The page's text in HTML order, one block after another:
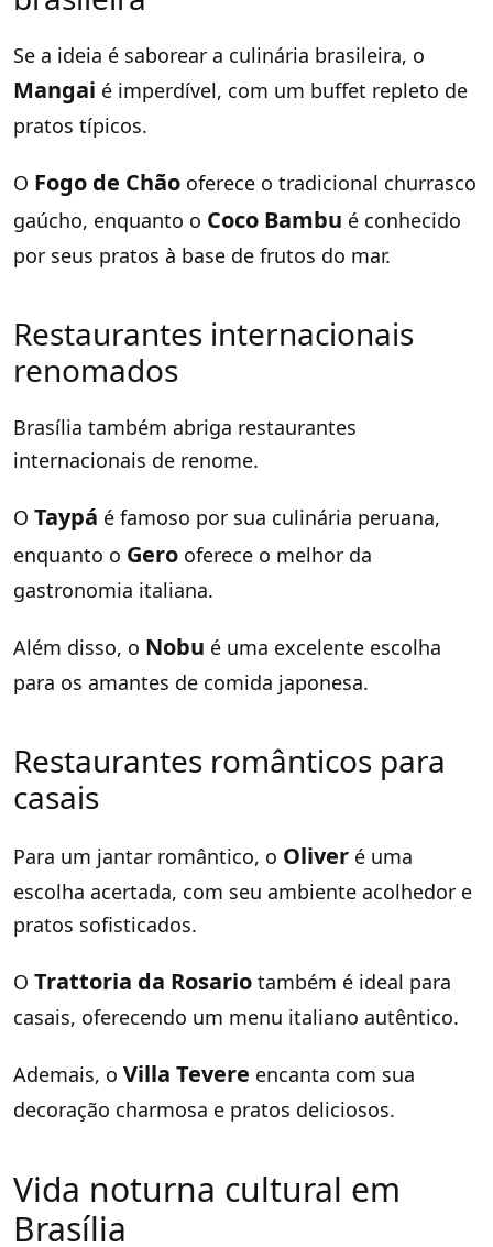
Se a ideia é saborear a culinária brasileira, o
Mangai é imperdível, com um buffet repleto de
pratos típicos.
O Fogo de Chão oferece o tradicional churrasco
gaúcho, enquanto o Coco Bambu é conhecido
por seus pratos à base de frutos do mar.
Restaurantes internacionais
renomados
Brasília também abriga restaurantes
internacionais de renome.
O Taypá é famoso por sua culinária peruana,
enquanto o Gero oferece o melhor da
gastronomia italiana.
Além disso, o Nobu é uma excelente escolha
para os amantes de comida japonesa.
Restaurantes românticos para
casais
Para um jantar romântico, o Oliver é uma
escolha acertada, com seu ambiente acolhedor e
pratos sofisticados.
O Trattoria da Rosario também é ideal para
casais, oferecendo um menu italiano autêntico.
Ademais, o Villa Tevere encanta com sua
decoração charmosa e pratos deliciosos.
Vida noturna cultural em
Brasília